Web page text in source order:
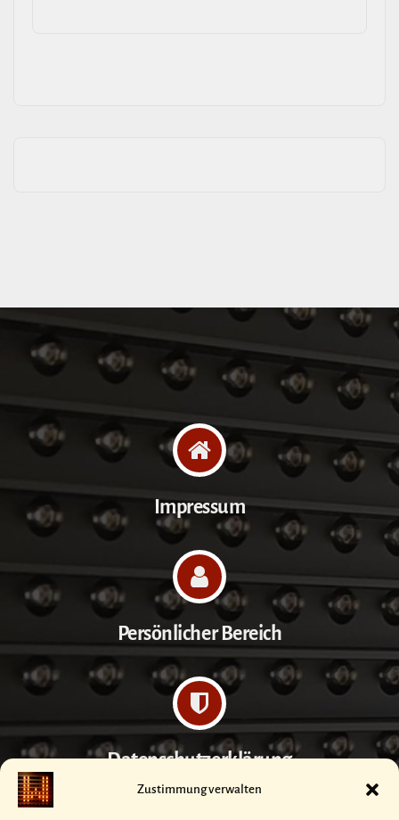
Zustimmung verwalten
Impressum
Persönlicher Bereich
Datenschutzerklärung